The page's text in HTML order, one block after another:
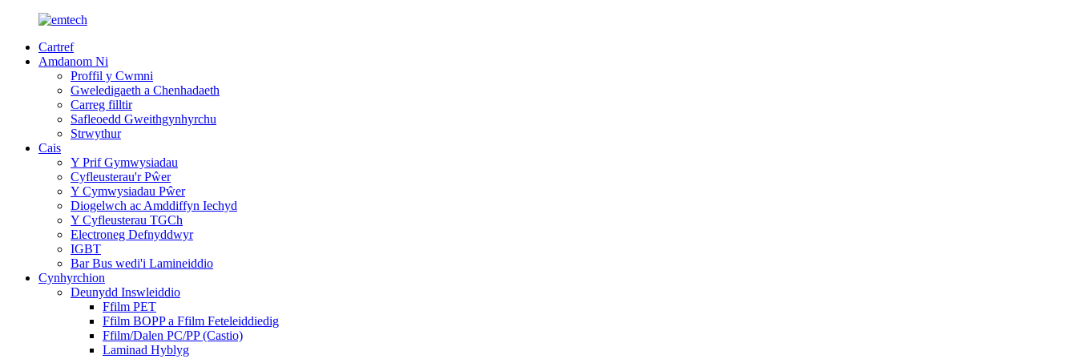
Cartref
Amdanom Ni
Proffil y Cwmni
Gweledigaeth a Chenhadaeth
Carreg filltir
Safleoedd Gweithgynhyrchu
Strwythur
Cais
Y Prif Gymwysiadau
Cyfleusterau'r Pŵer
Y Cymwysiadau Pŵer
Diogelwch ac Amddiffyn Iechyd
Y Cyfleusterau TGCh
Electroneg Defnyddwyr
IGBT
Bar Bus wedi'i Lamineiddio
Cynhyrchion
Deunydd Inswleiddio
Ffilm PET
Ffilm BOPP a Ffilm Feteleiddiedig
Ffilm/Dalen PC/PP (Castio)
Laminad Hyblyg